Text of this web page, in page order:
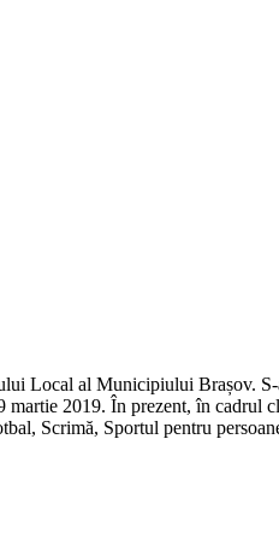
Local al Municipiului Brașov.
2019. În prezent, în cadrul
Scrimă, Sportul pentru